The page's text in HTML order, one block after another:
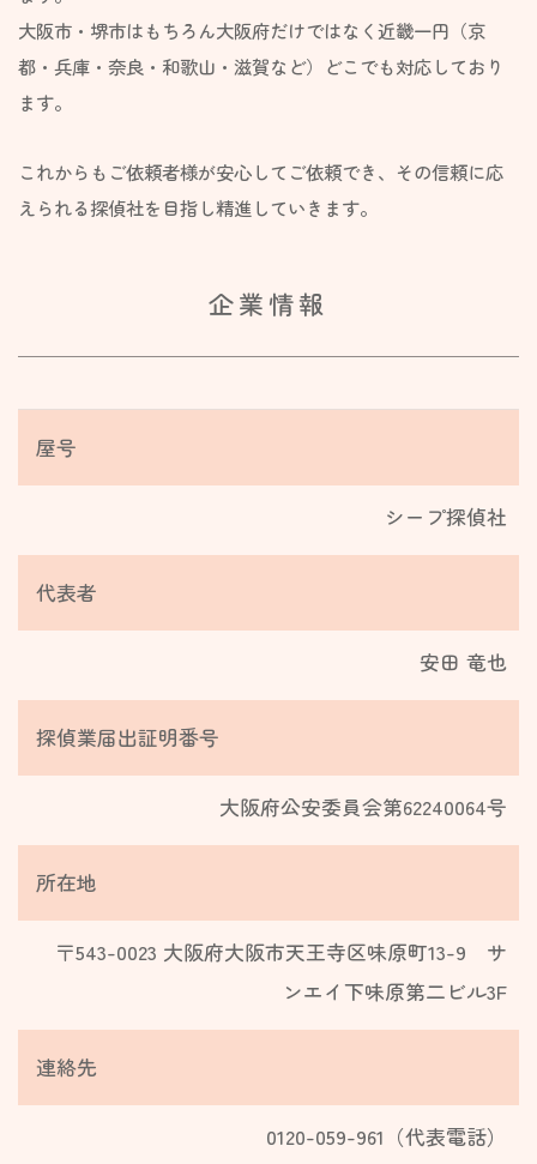
大阪市・堺市はもちろん大阪府だけではなく近畿一円（京
都・兵庫・奈良・和歌山・滋賀など）どこでも対応しており
ます。
これからもご依頼者様が安心してご依頼でき、その信頼に応
えられる探偵社を目指し精進していきます。
企業情報
屋号
シープ探偵社
代表者
安田 竜也
探偵業届出証明番号
大阪府公安委員会第62240064号
所在地
〒543-0023 大阪府大阪市天王寺区味原町13-9 サ
ンエイ下味原第二ビル3F​
連絡先
0120-059-961（代表電話）